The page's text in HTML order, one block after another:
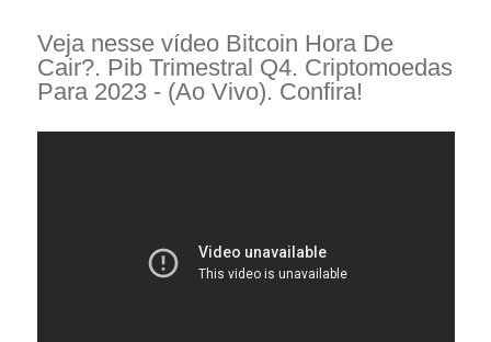
Veja nesse vídeo Bitcoin Hora De
Cair?. Pib Trimestral Q4. Criptomoedas
Para 2023 - (Ao Vivo). Confira!